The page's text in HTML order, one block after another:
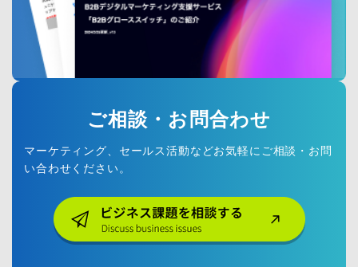
ご相談・お問合わせ
マーケティング、セールス活動などお気軽にご相談・お問
い合わせください。